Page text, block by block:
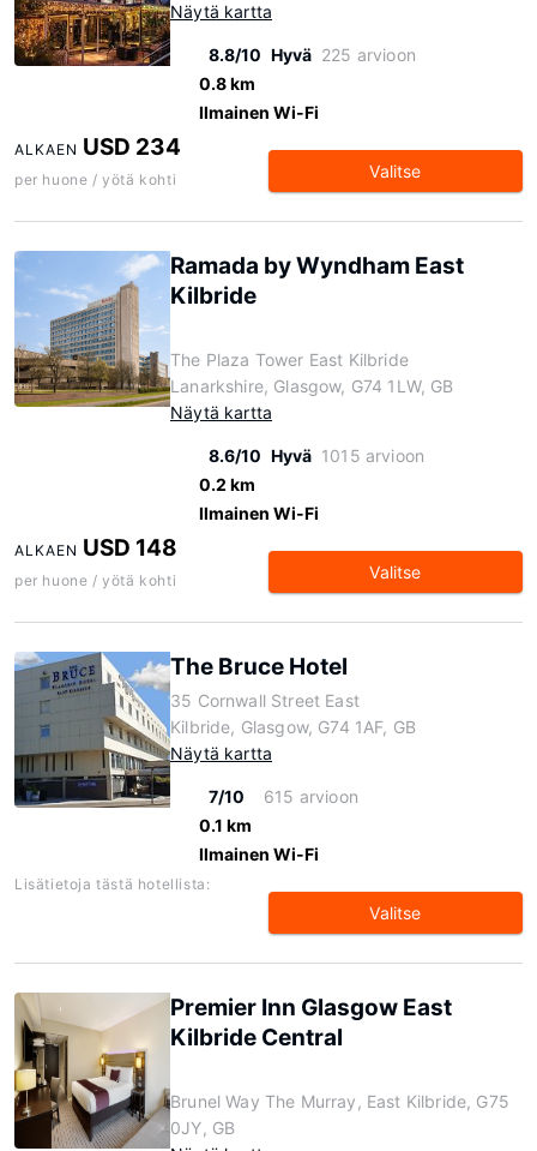
Näytä kartta
8.8/10 Hyvä 225 arvioon
0.8 km
Ilmainen Wi-Fi
ALKAEN USD 234
per huone / yötä kohti Valitse
Ramada by Wyndham East
Kilbride
The Plaza Tower East Kilbride
Lanarkshire, Glasgow, G74 1LW, GB
Näytä kartta
8.6/10 Hyvä 1015 arvioon
0.2 km
Ilmainen Wi-Fi
ALKAEN USD 148
per huone / yötä kohti Valitse
The Bruce Hotel
35 Cornwall Street East
Kilbride, Glasgow, G74 1AF, GB
Näytä kartta
7/10
615 arvioon
0.1 km
Ilmainen Wi-Fi
Lisätietoja tästä hotellista:
Valitse
Premier Inn Glasgow East
Kilbride Central
Brunel Way The Murray, East Kilbride, G75
0JY, GB